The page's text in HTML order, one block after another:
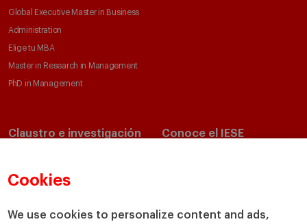
Cookies
We use cookies to personalize content and ads,
Global Executive Master in Business
Administration
Elige tu MBA
Master in Research in Management
PhD in Management
Claustro e investigación
Departamentos académicos
Cátedras
Conoce el IESE
Nuestro impacto